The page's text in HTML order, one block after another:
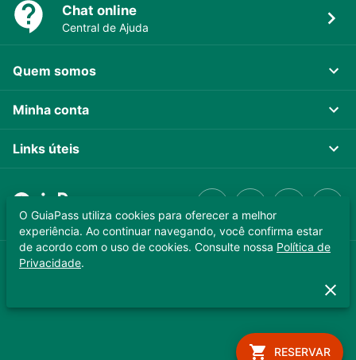
RESERVAR
Chat online
Central de Ajuda
Quem somos
Minha conta
Links úteis
GUIAPASS TECNOLOGIA LTDA. CNPJ 37.989.806/0001-64
O GuiaPass utiliza cookies para oferecer a melhor
experiência. Ao continuar navegando, você confirma estar
de acordo com o uso de cookies. Consulte nossa Política de
Privacidade.